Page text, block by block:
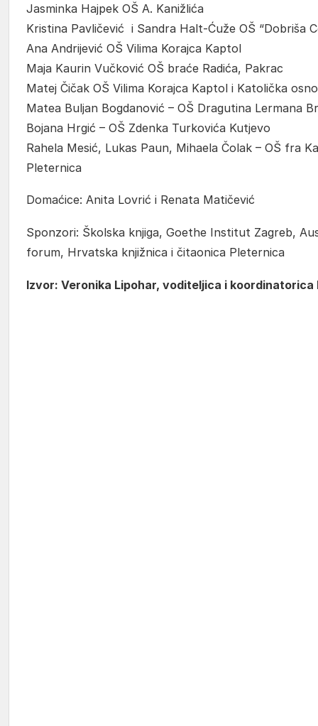
Jasminka Hajpek OŠ A. Kanižlića
Kristina Pavličević i Sandra Halt-Ćuže OŠ “Dobriša
Ana Andrijević OŠ Vilima Korajca Kaptol
Maja Kaurin Vučković OŠ braće Radića, Pakrac
Matej Čičak OŠ Vilima Korajca Kaptol i Katolička
Matea Buljan Bogdanović – OŠ Dragutina Lermana
Bojana Hrgić – OŠ Zdenka Turkovića Kutjevo
Rahela Mesić, Lukas Paun, Mihaela Čolak – OŠ fra
Pleternica
Domaćice: Anita Lovrić i Renata Matičević
Sponzori: Školska knjiga, Goethe Institut Zagreb,
forum, Hrvatska knjižnica i čitaonica Pleternica
Izvor: Veronika Lipohar, voditeljica i koordinatorica